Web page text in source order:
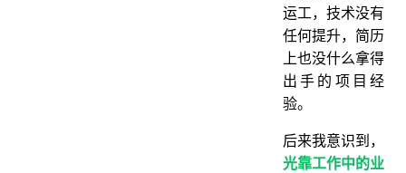
运工，技术没有
任何提升，简历
上也没什么拿得
出手的项目经
验。
后来我意识到，
光靠工作中的业